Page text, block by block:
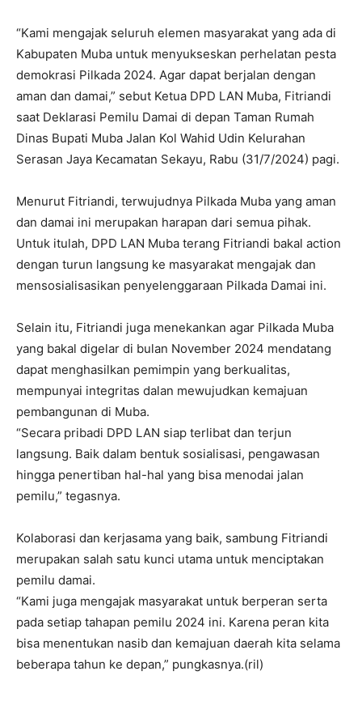
“Kami mengajak seluruh elemen masyarakat yang ada di
Kabupaten Muba untuk menyukseskan perhelatan pesta
demokrasi Pilkada 2024. Agar dapat berjalan dengan
aman dan damai,” sebut Ketua DPD LAN Muba, Fitriandi
saat Deklarasi Pemilu Damai di depan Taman Rumah
Dinas Bupati Muba Jalan Kol Wahid Udin Kelurahan
Serasan Jaya Kecamatan Sekayu, Rabu (31/7/2024) pagi.
Menurut Fitriandi, terwujudnya Pilkada Muba yang aman
dan damai ini merupakan harapan dari semua pihak.
Untuk itulah, DPD LAN Muba terang Fitriandi bakal action
dengan turun langsung ke masyarakat mengajak dan
mensosialisasikan penyelenggaraan Pilkada Damai ini.
Selain itu, Fitriandi juga menekankan agar Pilkada Muba
yang bakal digelar di bulan November 2024 mendatang
dapat menghasilkan pemimpin yang berkualitas,
mempunyai integritas dalan mewujudkan kemajuan
pembangunan di Muba.
“Secara pribadi DPD LAN siap terlibat dan terjun
langsung. Baik dalam bentuk sosialisasi, pengawasan
hingga penertiban hal-hal yang bisa menodai jalan
pemilu,” tegasnya.
Kolaborasi dan kerjasama yang baik, sambung Fitriandi
merupakan salah satu kunci utama untuk menciptakan
pemilu damai.
“Kami juga mengajak masyarakat untuk berperan serta
pada setiap tahapan pemilu 2024 ini. Karena peran kita
bisa menentukan nasib dan kemajuan daerah kita selama
beberapa tahun ke depan,” pungkasnya.(ril)